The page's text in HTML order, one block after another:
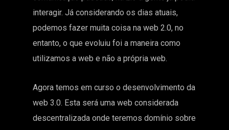
interagir. Já considerando os dias atuais,
podemos fazer muita coisa na web 2.0, no
entanto, o que evoluiu foi a maneira como
utilizamos a web e não a própria web.
Agora temos em curso o desenvolvimento da
web 3.0. Esta será uma web considerada
descentralizada onde teremos domínio sobre